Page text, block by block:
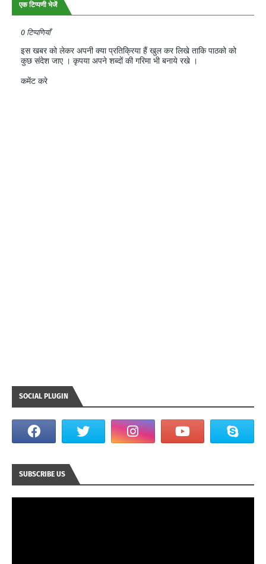
एक टिप्पणी भेजें
0 टिप्पणियाँ
इस खबर को लेकर अपनी क्या प्रतिक्रिया हैं खुल कर लिखे ताकि पाठको को
कुछ संदेश जाए । कृपया अपने शब्दों की गरिमा भी बनाये रखे ।
कमेंट करे
SOCIAL PLUGIN
SUBSCRIBE US